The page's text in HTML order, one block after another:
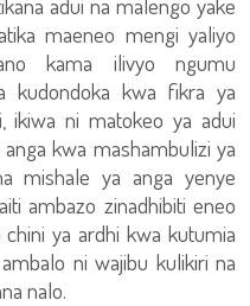
maeneo mengi yaliyo
kama ilivyo ngumu
kudondoka kwa fikra ya
ikiwa ni matokeo ya adui
kwa mashambulizi ya
mishale ya anga yenye
ambazo zinadhibiti eneo
ya ardhi kwa kutumia
ni wajibu kulikiri na
nalo.